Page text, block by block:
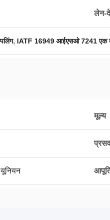
लेन-
, IATF 16949 आईएसओ 7241 एक
मूल्य
यूनियन